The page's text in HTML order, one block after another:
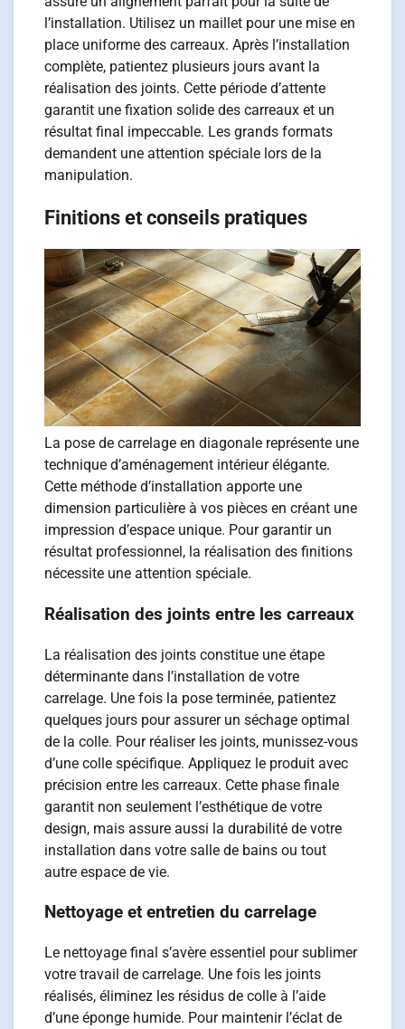
l’installation. Utilisez un maillet pour une mise en
place uniforme des carreaux. Après l’installation
complète, patientez plusieurs jours avant la
réalisation des joints. Cette période d’attente
garantit une fixation solide des carreaux et un
résultat final impeccable. Les grands formats
demandent une attention spéciale lors de la
manipulation.
Finitions et conseils pratiques
La pose de carrelage en diagonale représente une
technique d’aménagement intérieur élégante.
Cette méthode d’installation apporte une
dimension particulière à vos pièces en créant une
impression d’espace unique. Pour garantir un
résultat professionnel, la réalisation des finitions
nécessite une attention spéciale.
Réalisation des joints entre les carreaux
La réalisation des joints constitue une étape
déterminante dans l’installation de votre
carrelage. Une fois la pose terminée, patientez
quelques jours pour assurer un séchage optimal
de la colle. Pour réaliser les joints, munissez-vous
d’une colle spécifique. Appliquez le produit avec
précision entre les carreaux. Cette phase finale
garantit non seulement l’esthétique de votre
design, mais assure aussi la durabilité de votre
installation dans votre salle de bains ou tout
autre espace de vie.
Nettoyage et entretien du carrelage
Le nettoyage final s’avère essentiel pour sublimer
votre travail de carrelage. Une fois les joints
réalisés, éliminez les résidus de colle à l’aide
d’une éponge humide. Pour maintenir l’éclat de